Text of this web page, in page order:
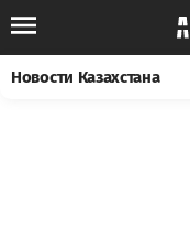
Новости Казахстана